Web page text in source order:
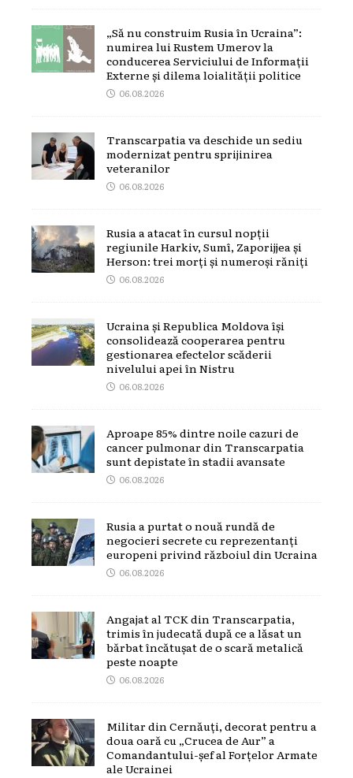
„Să nu construim Rusia în Ucraina”:
numirea lui Rustem Umerov la
conducerea Serviciului de Informații
Externe și dilema loialității politice
06.08.2026
Transcarpatia va deschide un sediu
modernizat pentru sprijinirea
veteranilor
06.08.2026
Rusia a atacat în cursul nopții
regiunile Harkiv, Sumî, Zaporijjea și
Herson: trei morți și numeroși răniți
06.08.2026
Ucraina și Republica Moldova își
consolidează cooperarea pentru
gestionarea efectelor scăderii
nivelului apei în Nistru
06.08.2026
Aproape 85% dintre noile cazuri de
cancer pulmonar din Transcarpatia
sunt depistate în stadii avansate
06.08.2026
Rusia a purtat o nouă rundă de
negocieri secrete cu reprezentanți
europeni privind războiul din Ucraina
06.08.2026
Angajat al TCK din Transcarpatia,
trimis în judecată după ce a lăsat un
bărbat încătușat de o scară metalică
peste noapte
06.08.2026
Militar din Cernăuți, decorat pentru a
doua oară cu „Crucea de Aur” a
Comandantului-șef al Forțelor Armate
ale Ucrainei